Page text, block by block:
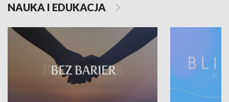
NAUKA I EDUKACJA